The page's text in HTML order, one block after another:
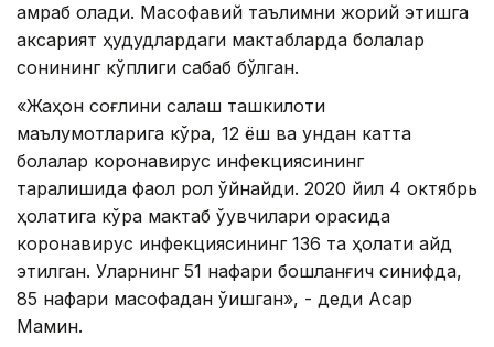
қамраб олади. Масофавий таълимни жорий этишга
аксарият ҳудудлардаги мактабларда болалар
сонининг кўплиги сабаб бўлган.
«Жаҳон соғлиқни сақлаш ташкилоти
маълумотларига кўра, 12 ёш ва ундан катта
болалар коронавирус инфекциясининг
тарқалишида фаол рол ўйнайди. 2020 йил 4 октябрь
ҳолатига кўра мактаб ўқувчилари орасида
коронавирус инфекциясининг 136 та ҳолати қайд
этилган. Уларнинг 51 нафари бошланғич синифда,
85 нафари масофадан ўқишган», - деди Асқар
Мамин.